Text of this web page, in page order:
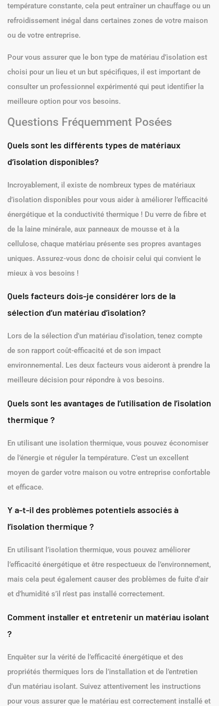
température constante, cela peut entraîner un chauffage ou un
refroidissement inégal dans certaines zones de votre maison
ou de votre entreprise.
Pour vous assurer que le bon type de matériau d’isolation est
choisi pour un lieu et un but spécifiques, il est important de
consulter un professionnel expérimenté qui peut identifier la
meilleure option pour vos besoins.
Questions Fréquemment Posées
Quels sont les différents types de matériaux
d’isolation disponibles?
Incroyablement, il existe de nombreux types de matériaux
d’isolation disponibles pour vous aider à améliorer l’efficacité
énergétique et la conductivité thermique ! Du verre de fibre et
de la laine minérale, aux panneaux de mousse et à la
cellulose, chaque matériau présente ses propres avantages
uniques. Assurez-vous donc de choisir celui qui convient le
mieux à vos besoins !
Quels facteurs dois-je considérer lors de la
sélection d’un matériau d’isolation?
Lors de la sélection d’un matériau d’isolation, tenez compte
de son rapport coût-efficacité et de son impact
environnemental. Les deux facteurs vous aideront à prendre la
meilleure décision pour répondre à vos besoins.
Quels sont les avantages de l’utilisation de l’isolation
thermique ?
En utilisant une isolation thermique, vous pouvez économiser
de l’énergie et réguler la température. C’est un excellent
moyen de garder votre maison ou votre entreprise confortable
et efficace.
Y a-t-il des problèmes potentiels associés à
l’isolation thermique ?
En utilisant l’isolation thermique, vous pouvez améliorer
l’efficacité énergétique et être respectueux de l’environnement,
mais cela peut également causer des problèmes de fuite d’air
et d’humidité s’il n’est pas installé correctement.
Comment installer et entretenir un matériau isolant
?
Enquêter sur la vérité de l’efficacité énergétique et des
propriétés thermiques lors de l’installation et de l’entretien
d’un matériau isolant. Suivez attentivement les instructions
pour vous assurer que le matériau est correctement installé et